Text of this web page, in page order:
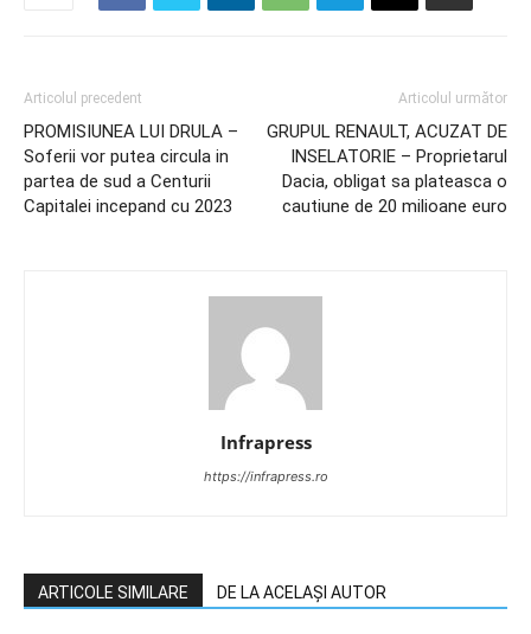
Articolul precedent
PROMISIUNEA LUI DRULA –
Soferii vor putea circula in
partea de sud a Centurii
Capitalei incepand cu 2023
Articolul următor
GRUPUL RENAULT, ACUZAT DE
INSELATORIE – Proprietarul
Dacia, obligat sa plateasca o
cautiune de 20 milioane euro
Infrapress
https://infrapress.ro
ARTICOLE SIMILARE DE LA ACELAȘI AUTOR